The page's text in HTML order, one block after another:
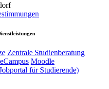
Zentrale Studienberatung
Moodle
für Studierende)